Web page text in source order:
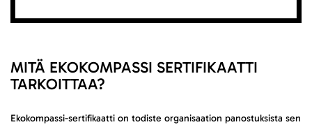
MITÄ EKOKOMPASSI SERTIFIKAATTI
TARKOITTAA?
Ekokompassi-sertifikaatti on todiste organisaation panostuksista sen